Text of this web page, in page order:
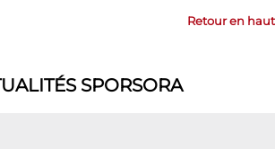
Retour en haut
SPORSORA